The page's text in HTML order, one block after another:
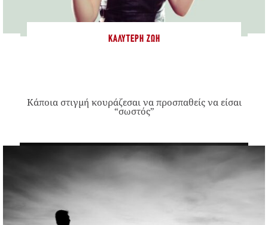
ΚΑΛΎΤΕΡΗ ΖΩΉ
Κάποια στιγμή κουράζεσαι να προσπαθείς να είσαι
“σωστός”